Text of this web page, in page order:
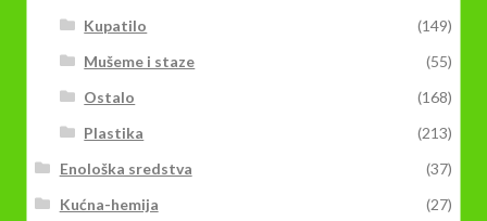
Kupatilo
(149)
Mušeme i staze
(55)
Ostalo
(168)
Plastika
(213)
Enološka sredstva
(37)
Kućna-hemija
(27)